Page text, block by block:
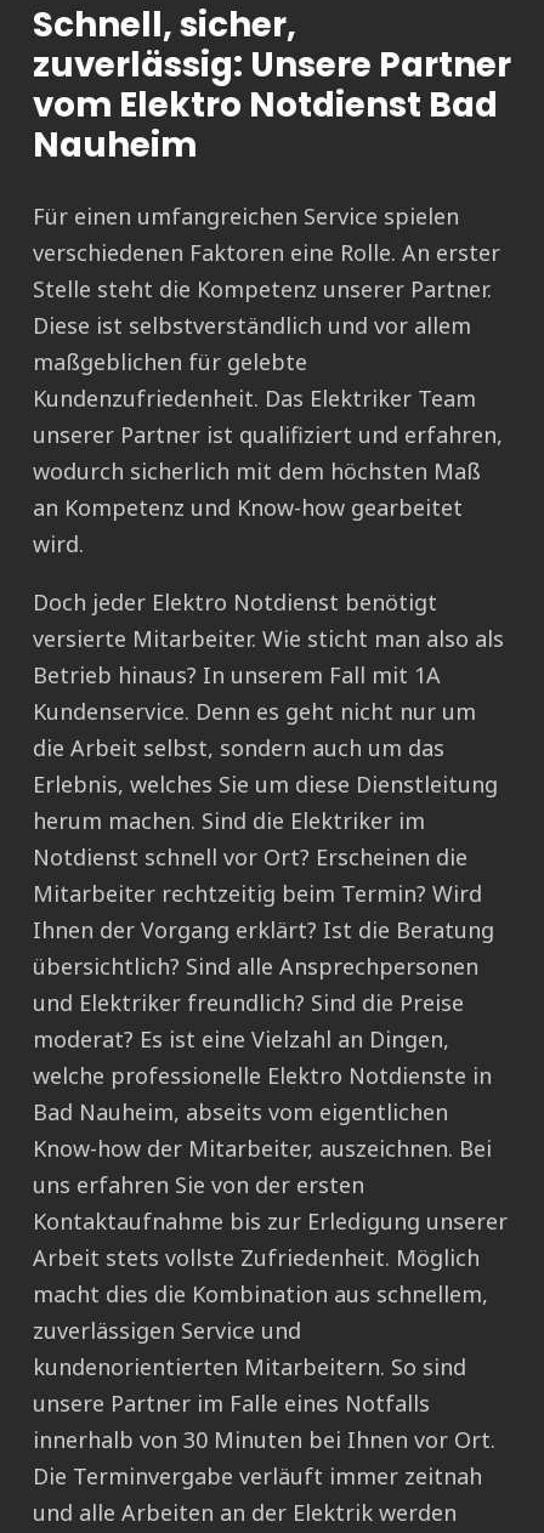
Schnell, sicher,
zuverlässig: Unsere Partner
vom Elektro Notdienst Bad
Nauheim
Für einen umfangreichen Service spielen
verschiedenen Faktoren eine Rolle. An erster
Stelle steht die Kompetenz unserer Partner.
Diese ist selbstverständlich und vor allem
maßgeblichen für gelebte
Kundenzufriedenheit. Das Elektriker Team
unserer Partner ist qualifiziert und erfahren,
wodurch sicherlich mit dem höchsten Maß
an Kompetenz und Know-how gearbeitet
wird.
Doch jeder Elektro Notdienst benötigt
versierte Mitarbeiter. Wie sticht man also als
Betrieb hinaus? In unserem Fall mit 1A
Kundenservice. Denn es geht nicht nur um
die Arbeit selbst, sondern auch um das
Erlebnis, welches Sie um diese Dienstleitung
herum machen. Sind die Elektriker im
Notdienst schnell vor Ort? Erscheinen die
Mitarbeiter rechtzeitig beim Termin? Wird
Ihnen der Vorgang erklärt? Ist die Beratung
übersichtlich? Sind alle Ansprechpersonen
und Elektriker freundlich? Sind die Preise
moderat? Es ist eine Vielzahl an Dingen,
welche professionelle Elektro Notdienste in
Bad Nauheim, abseits vom eigentlichen
Know-how der Mitarbeiter, auszeichnen. Bei
uns erfahren Sie von der ersten
Kontaktaufnahme bis zur Erledigung unserer
Arbeit stets vollste Zufriedenheit. Möglich
macht dies die Kombination aus schnellem,
zuverlässigen Service und
kundenorientierten Mitarbeitern. So sind
unsere Partner im Falle eines Notfalls
innerhalb von 30 Minuten bei Ihnen vor Ort.
Die Terminvergabe verläuft immer zeitnah
und alle Arbeiten an der Elektrik werden